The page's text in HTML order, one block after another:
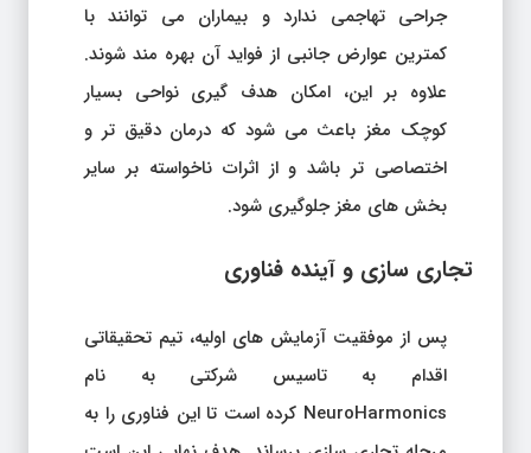
جراحی تهاجمی ندارد و بیماران می توانند با
کمترین عوارض جانبی از فواید آن بهره مند شوند.
علاوه بر این، امکان هدف گیری نواحی بسیار
کوچک مغز باعث می شود که درمان دقیق تر و
اختصاصی تر باشد و از اثرات ناخواسته بر سایر
بخش های مغز جلوگیری شود.
تجاری سازی و آینده فناوری
پس از موفقیت آزمایش های اولیه، تیم تحقیقاتی
اقدام به تاسیس شرکتی به نام
NeuroHarmonics کرده است تا این فناوری را به